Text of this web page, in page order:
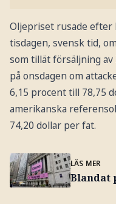
Oljepriset rusade efter
tisdagen, svensk tid,
som tillät försäljning av
på onsdagen om
6,15 procent till 78,75
amerikanska
74,20 dollar per fat.
LÄS MER
Blandat